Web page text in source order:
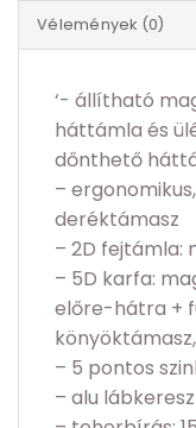
Vélemények (0)
‘- állítható
háttámla és
dőnthető
–
deréktámasz
– 2D fejtámla:
– 5D karfa:
előre-hátra +
– 5 pontos
– alu